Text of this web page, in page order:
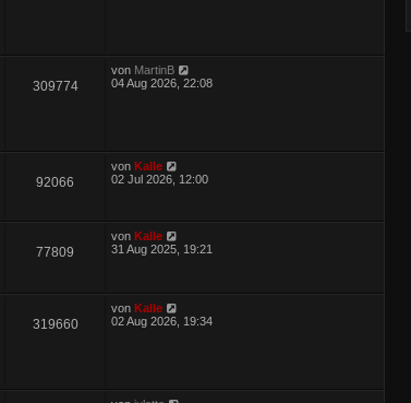
309774
von MartinB
04 Aug 2026, 22:08
92066
vonKalle
02 Jul 2026, 12:00
77809
vonKalle
31 Aug 2025, 19:21
319660
vonKalle
02 Aug 2026, 19:34